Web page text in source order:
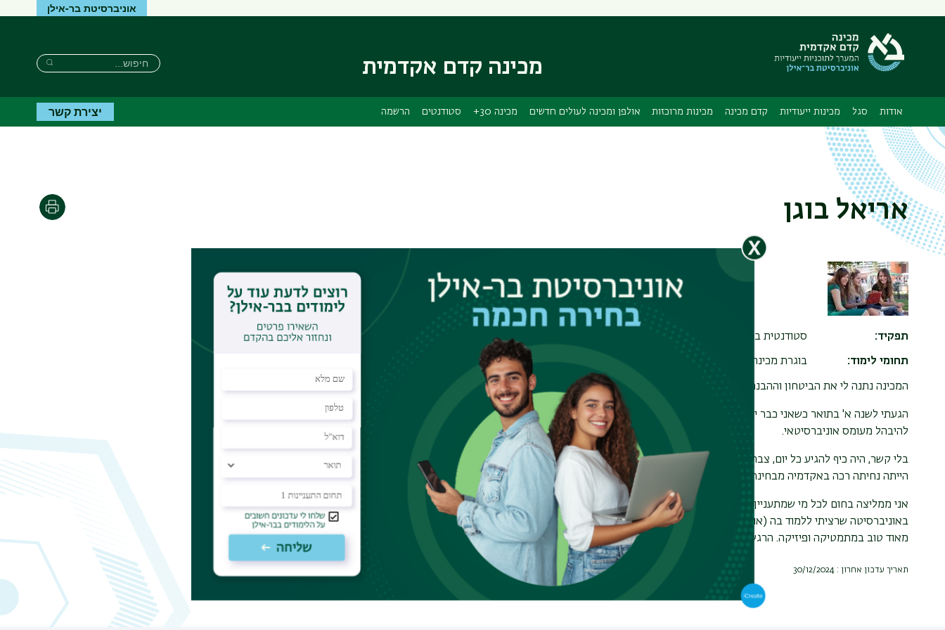
ראשי
תפריט
משני
אוניברסיטת בר-אילן
מכינה קדם אקדמית חיפוש
חיפוש
חיפוש
אודות סגל מכינות ייעודיות קדם מכינה מכינות מרוכזות אולפן ומכינה לעולים חדשים מכינה 30+ סטודנטים הרשמה יצירת קשר
אריאל בוגן הדפסה
תפקיד סטודנטית בהנדסה ביו- רפואית
תחומי לימוד בוגרת מכינה ייעודית למדעים מדויקים והנדסה
המכינה נתנה לי את הביטחון וההבנה שאני מסוגלת לעבור כל קורס- לא משנה כמה קשה, ואפילו בציון גבוה.
הגעתי לשנה א' בתואר כשאני כבר יודעת איך מסכמים בשיעור, מה חשוב ומה פחות, איך ניגשים ללמידה למבחן ואיך לא
להיבהל מעומס אוניברסיטאי.
בלי קשר, היה כיף להגיע כל יום, צברתי חברים לחיים שאני בקשר איתם עד היום, המרצים והצוות היו מעולים ומאוד אכפתיים. זו
הייתה נחיתה רכה באקדמיה מבחינתי.
אני ממליצה בחום לכל מי שמתעניין במכינה בבר אילן! הממוצע שלי במכינה הכניס אותי בקלות לכל התארים הריאליים
באוניברסיטה שרציתי ללמוד בה (אוניברסיטת תל אביב). הקורסים היו ברמה מאוד גבוהה, הגעתי לתואר בהנדסה עם בסיס
מאוד טוב במתמטיקה ופיזיקה. הרגשתי שהצוות מאוד רוצה שנצליח ונותן את כל הכלים האפשריים.
תאריך עדכון אחרון : 30/12/2024